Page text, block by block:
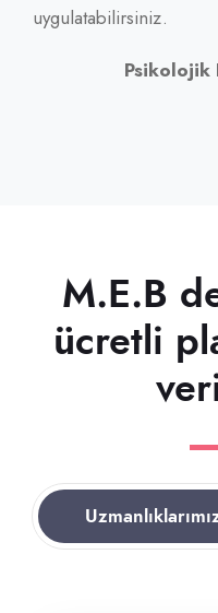
uygulatabilirsiniz.
Psikolojik
M.E.B
ücretli